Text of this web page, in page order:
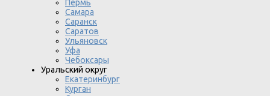
Пермь
Самара
Саранск
Саратов
Ульяновск
Уфа
Чебоксары
Уральский округ
Екатеринбург
Курган